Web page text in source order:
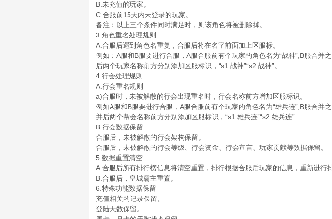
B.未充值的玩家。
C.合服前15天内未登录的玩家。
备注：以上三个条件同时满足时，则该角色将被删除掉。
3.角色重名处理规则
A.合服后遇到角色名重复，合服后将在名字前面加上区服标。
例如：A服和B服要进行合服，A服合服前有个玩家的角色名为“战神”,B服合并
后两个玩家名称前方分别添加区服标识，“s1.战神”“s2.战神”。
4.行会处理规则
A.行会重名规则
a)合服时，未被解散的行会出现重名时，行会名称前方增加区服标识。
例如A服和B服要进行合服，A服合服前有个玩家的角色名为“雄兵连”,B服合并
并后两个帮会名称前方分别添加区服标识，“s1.雄兵连”“s2.雄兵连”
B.行会数据保留
合服后，未被解散的行会架构保留。
合服后，未被解散的行会等级、行会资金、行会宣言、玩家贡献等数据保留。
5.数据重置清空
A.合服后所有排行榜信息将清空重置，排行根据合服后玩家的信息，重新进行排
B.合服后，皇城霸主重置。
6.特殊功能数据保留
充值相关的记录保留。
登陆天数保留。